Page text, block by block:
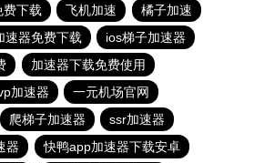
费下载 飞机加速
橘子加速
速器免费下载
ios梯子加速器
加速器下载免费使用
加速器
一元机场官网
爬梯子加速器
ssr加速器
器
快鸭app加速器下载安卓